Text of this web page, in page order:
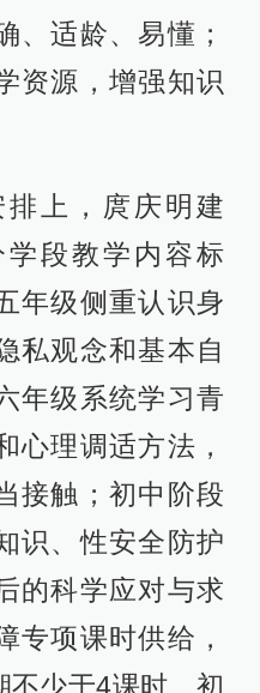
、适龄、易懂；
资源，增强知识
上，庹庆明建
段教学内容标
年级侧重认识身
私观念和基本自
年级系统学习青
心理调适方法，
接触；初中阶段
识、性安全防护
的科学应对与求
专项课时供给，
不少于4课时、初